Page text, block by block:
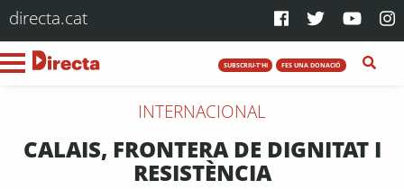
directa.cat
SUBSCRIU-T'HI FES UNA DONACIÓ
INTERNACIONAL
CALAIS, FRONTERA DE DIGNITAT I
RESISTÈNCIA